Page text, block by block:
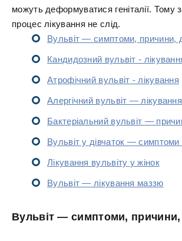
можуть деформуватися геніталії. Тому
процес лікування не слід.
Вульвіт — симптоми, причини,
Кандидозний вульвіт -
Атрофічний вульвіт - лікування
Алергічний вульвіт —
Бактеріальний вульвіт —
Вульвіт у дівчаток — симптоми
Лікування вульвіту у жінок
Вульвіт — лікування маззю
Вульвіт — симптоми, причини,